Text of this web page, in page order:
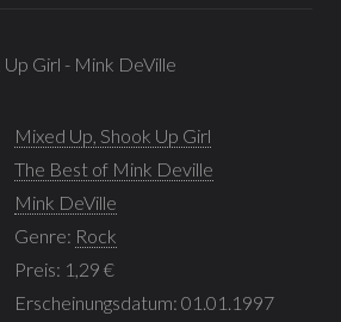
Girl - Mink DeVille
Mixed Up, Shook Up Girl
The Best of Mink Deville
Mink DeVille
Genre: Rock
Preis: 1,29 €
Erscheinungsdatum: 01.01.1997